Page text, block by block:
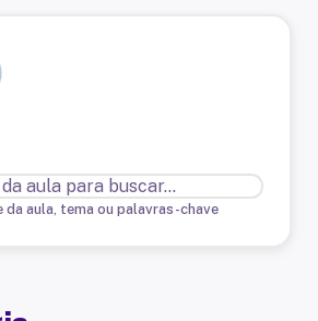
da aula, tema ou palavras-chave